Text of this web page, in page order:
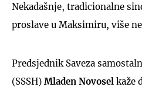
Nekadašnje, tradicionalne
proslave u Maksimiru, više
Predsjednik Saveza
(SSSH) Mladen Novosel kaže